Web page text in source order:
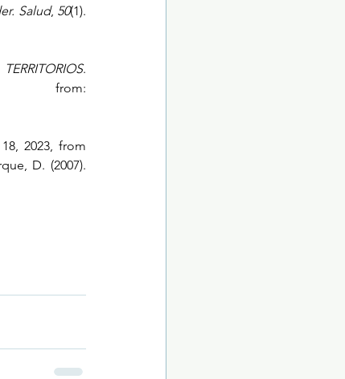
Salud, 50(1).
.
2023, from